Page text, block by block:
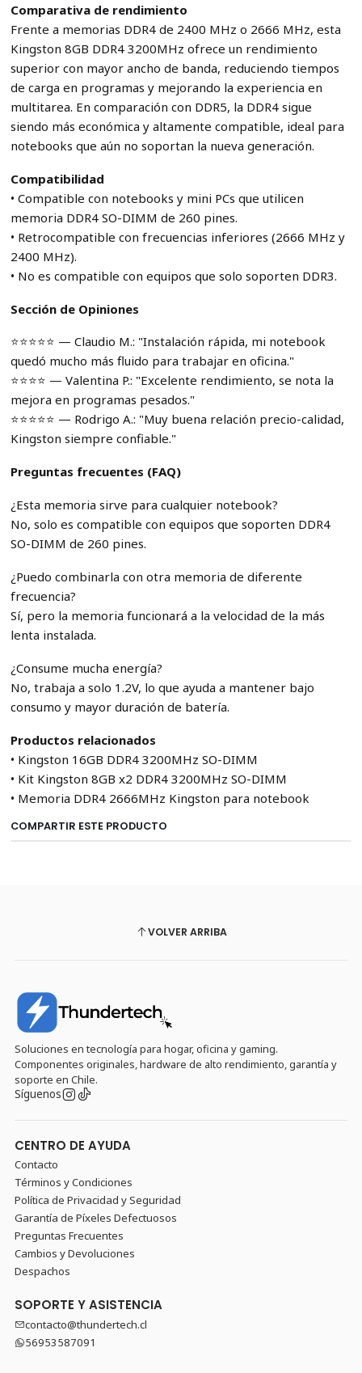
Comparativa de rendimiento
Frente a memorias DDR4 de 2400 MHz o 2666 MHz, esta
Kingston 8GB DDR4 3200MHz ofrece un rendimiento
superior con mayor ancho de banda, reduciendo tiempos
de carga en programas y mejorando la experiencia en
multitarea. En comparación con DDR5, la DDR4 sigue
siendo más económica y altamente compatible, ideal para
notebooks que aún no soportan la nueva generación.
Compatibilidad
• Compatible con notebooks y mini PCs que utilicen
memoria DDR4 SO-DIMM de 260 pines.
• Retrocompatible con frecuencias inferiores (2666 MHz y
2400 MHz).
• No es compatible con equipos que solo soporten DDR3.
Sección de Opiniones
⭐️⭐️⭐️⭐️⭐️ — Claudio M.: "Instalación rápida, mi notebook
quedó mucho más fluido para trabajar en oficina."
⭐️⭐️⭐️⭐️ — Valentina P.: "Excelente rendimiento, se nota la
mejora en programas pesados."
⭐️⭐️⭐️⭐️⭐️ — Rodrigo A.: "Muy buena relación precio-calidad,
Kingston siempre confiable."
Preguntas frecuentes (FAQ)
¿Esta memoria sirve para cualquier notebook?
No, solo es compatible con equipos que soporten DDR4
SO-DIMM de 260 pines.
¿Puedo combinarla con otra memoria de diferente
frecuencia?
Sí, pero la memoria funcionará a la velocidad de la más
lenta instalada.
¿Consume mucha energía?
No, trabaja a solo 1.2V, lo que ayuda a mantener bajo
consumo y mayor duración de batería.
Productos relacionados
• Kingston 16GB DDR4 3200MHz SO-DIMM
• Kit Kingston 8GB x2 DDR4 3200MHz SO-DIMM
• Memoria DDR4 2666MHz Kingston para notebook
COMPARTIR ESTE PRODUCTO
VOLVER ARRIBA
Soluciones en tecnología para hogar, oficina y gaming.
Componentes originales, hardware de alto rendimiento, garantía y
soporte en Chile.
Síguenos
CENTRO DE AYUDA
Contacto
Términos y Condiciones
Política de Privacidad y Seguridad
Garantía de Píxeles Defectuosos
Preguntas Frecuentes
Cambios y Devoluciones
Despachos
SOPORTE Y ASISTENCIA
contacto@thundertech.cl
56953587091